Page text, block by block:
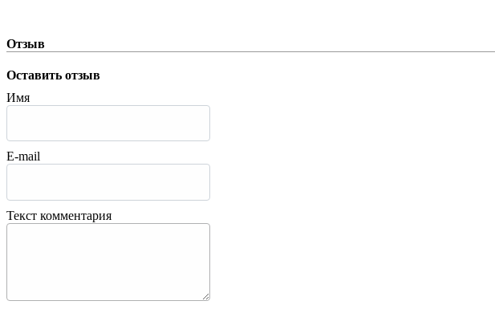
Отзыв
Оставить отзыв
Имя
E-mail
Текст комментария